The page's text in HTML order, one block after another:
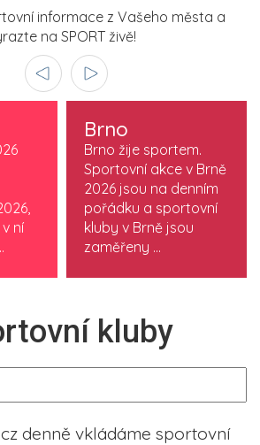
informace z Vašeho města a
na SPORT živě!
ní
Brno
Brno žije sportem.
Sportovní akce v Brně
2026 jsou na denním
pořádku a sportovní
kluby v Brně jsou
zaměřeny ...
kluby
denně vkládáme sportovní